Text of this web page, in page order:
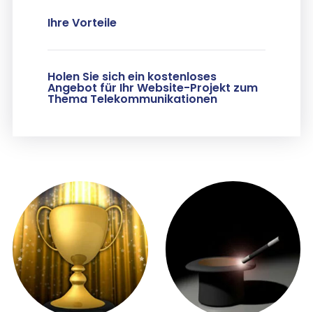
Ihre Vorteile
Holen Sie sich ein kostenloses
Angebot für Ihr Website-Projekt zum
Thema Telekommunikationen